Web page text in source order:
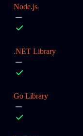
Node.js
.NET Library
Go Library